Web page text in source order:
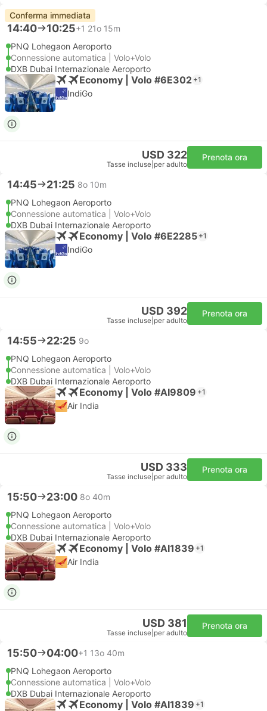
Conferma immediata
14:40 10:25+1 21o 15m
PNQ Lohegaon Aeroporto
Connessione automatica | Volo+Volo
DXB Dubai Internazionale Aeroporto
Economy | Volo #6E302 +1
IndiGo
USD 322
Tasse incluse per adulto
Prenota ora
14:45 21:25 8o 10m
PNQ Lohegaon Aeroporto
Connessione automatica | Volo+Volo
DXB Dubai Internazionale Aeroporto
Economy | Volo #6E2285 +1
IndiGo
USD 392
Tasse incluse per adulto
Prenota ora
14:55 22:25 9o
PNQ Lohegaon Aeroporto
Connessione automatica | Volo+Volo
DXB Dubai Internazionale Aeroporto
Economy | Volo #AI9809 +1
Air India
USD 333
Tasse incluse per adulto
Prenota ora
15:50 23:00 8o 40m
PNQ Lohegaon Aeroporto
Connessione automatica | Volo+Volo
DXB Dubai Internazionale Aeroporto
Economy | Volo #AI1839 +1
Air India
USD 381
Tasse incluse per adulto
Prenota ora
15:50 04:00+1 13o 40m
PNQ Lohegaon Aeroporto
Connessione automatica | Volo+Volo
DXB Dubai Internazionale Aeroporto
Economy | Volo #AI1839 +1